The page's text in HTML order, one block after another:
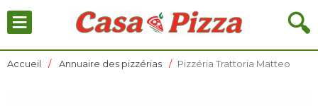
🔍
≡
Accueil Annuaire des pizzérias Pizzéria Trattoria Matteo